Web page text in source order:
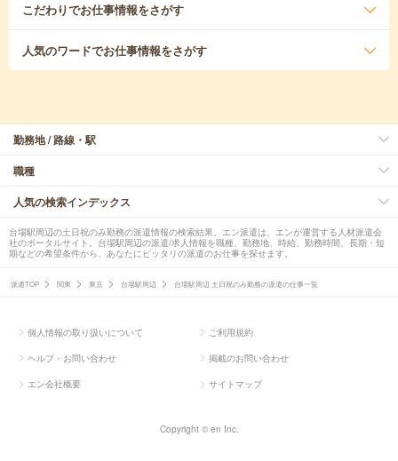
こだわりでお仕事情報をさがす
人気のワードでお仕事情報をさがす
勤務地 / 路線・駅
職種
人気の検索インデックス
台場駅周辺の土日祝のみ勤務の派遣情報の検索結果。エン派遣は、エンが運営する人材派遣会
社のポータルサイト。台場駅周辺の派遣/求人情報を職種、勤務地、時給、勤務時間、長期・短
期などの希望条件から、あなたにピッタリの派遣のお仕事を探せます。
派遣TOP 関東 東京 台場駅周辺 台場駅周辺 土日祝のみ勤務の派遣の仕事一覧
個人情報の取り扱いについて ご利用規約
ヘルプ・お問い合わせ 掲載のお問い合わせ
エン会社概要 サイトマップ
Copyright © en Inc.